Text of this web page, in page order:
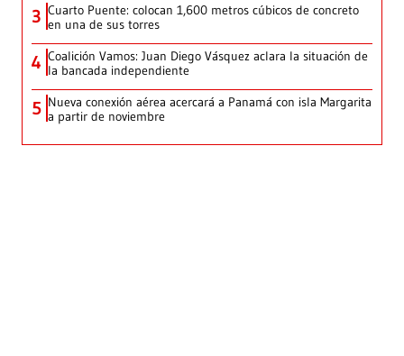
3 Cuarto Puente: colocan 1,600 metros cúbicos de concreto
en una de sus torres
4 Coalición Vamos: Juan Diego Vásquez aclara la situación de
la bancada independiente
5 Nueva conexión aérea acercará a Panamá con isla Margarita
a partir de noviembre